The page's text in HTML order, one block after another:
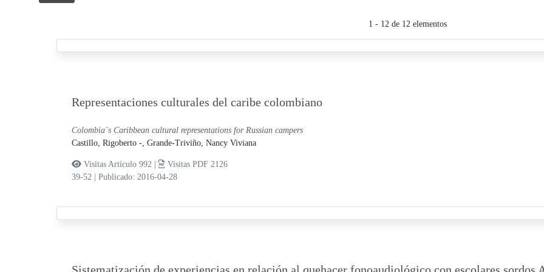
1 - 12 de 12 elementos
Representaciones culturales del caribe colombiano
Colombia´s Caribbean cultural representations for Russian campers
Castillo, Rigoberto -, Grande-Triviño, Nancy Viviana
Visitas Artículo 992 |
Visitas PDF 2126
39-52
Publicado: 2016-04-28